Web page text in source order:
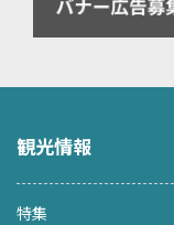
観光情報
特集